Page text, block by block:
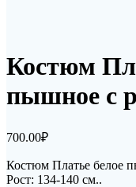
Костюм
пышное с
700.00₽
Костюм Платье белое
Рост: 134-140 см..